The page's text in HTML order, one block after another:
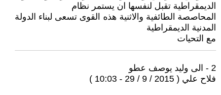
الديمقراطية تقبل لنفسها ان يستمر نظام
المحاصصة الطائفية والاثنية هذه القوى تسعى لبناء الدولة
المدنية الديمقراطية
مع التحيات
2 - الى وليد يوصف عطو
فلاح علي ( 2015 / 9 / 29 - 10:03 )